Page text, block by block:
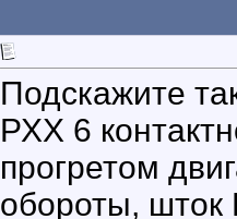
Подскажите
РХХ 6
прогретом
обороты, шток